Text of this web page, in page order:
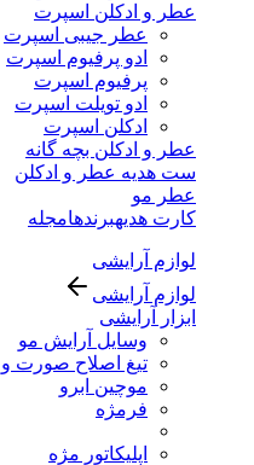
عطر و ادکلن اسپرت
عطر جیبی اسپرت
ادو پرفیوم اسپرت
پرفیوم اسپرت
ادو تویلت اسپرت
ادکلن اسپرت
عطر و ادکلن بچه گانه
ست هدیه عطر و ادکلن
عطر مو
کارت هدیهبرندهامجله
لوازم آرایشی
لوازم آرایشی
ابزار آرایشی
وسایل آرایش مو
تیغ اصلاح صورت و
موچین ابرو
فرمژه
اپلیکاتور مژه